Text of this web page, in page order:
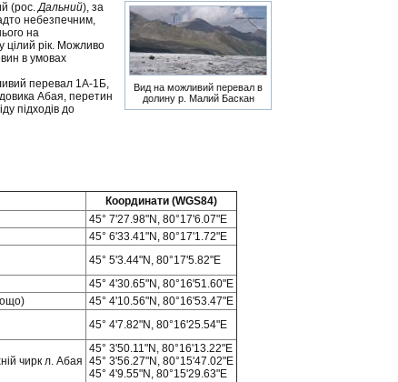
Вид на можливий перевал в
долину р. Малий Баскан
(рос.Дальний), за
небезпечним,
на
цілий рік. Можливо
в умовах
перевал 1А-1Б,
Абая, перетин
підходів до
Координати (WGS84)
45° 7'27.98"N, 80°17'6.07"E
45° 6'33.41"N, 80°17'1.72"E
45° 5'3.44"N, 80°17'5.82"E
45° 4'30.65"N, 80°16'51.60"E
45° 4'10.56"N, 80°16'53.47"E
45° 4'7.82"N, 80°16'25.54"E
чирк л. Абая
45° 3'50.11"N, 80°16'13.22"E
45° 3'56.27"N, 80°15'47.02"E
45° 4'9.55"N, 80°15'29.63"E